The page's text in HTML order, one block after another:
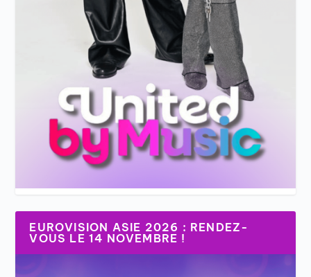
EUROVISION ASIE 2026 : RENDEZ-
VOUS LE 14 NOVEMBRE !